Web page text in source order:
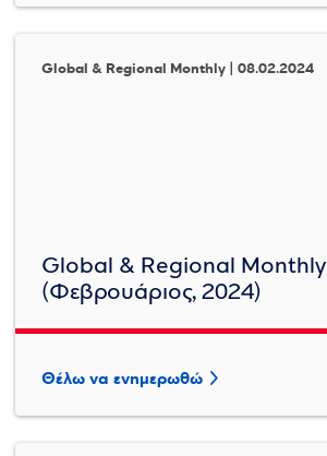
Global & Regional Monthly | 08.02.2024
Global & Regional Monthly
(Φεβρουάριος, 2024)
Θέλω να ενημερωθώ